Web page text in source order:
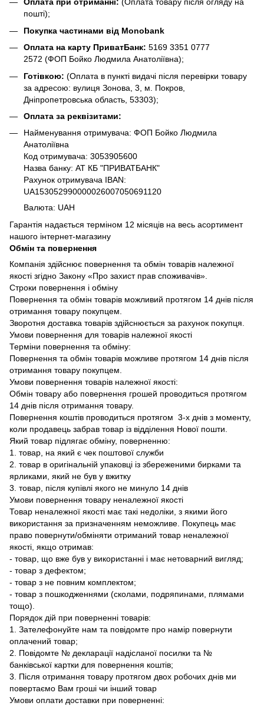
Оплата при отриманні: (Оплата товару після огляду на
пошті);
Покупка частинами від Monobank
Оплата на карту ПриватБанк: 5169 3351 0777
2572 (ФОП Бойко Людмила Анатоліївна);
Готівкою: (Оплата в пункті видачі після перевірки товару
за адресою: вулиця Зонова, 3, м. Покров,
Дніпропетровська область, 53303);
Оплата за реквізитами:
Найменування отримувача: ФОП Бойко Людмила
Анатоліївна
Код отримувача: 3053905600
Назва банку: АТ КБ "ПРИВАТБАНК"
Рахунок отримувача IBAN:
UA153052990000026007050691120
Валюта: UAH
Гарантія надається терміном 12 місяців на весь асортимент
нашого інтернет-магазину
Обмін та повернення
Компанія здійснює повернення та обмін товарів належної
якості згідно Закону «Про захист прав споживачів».
Строки повернення і обміну
Повернення та обмін товарів можливий протягом 14 днів після
отримання товару покупцем.
Зворотня доставка товарів здійснюється за рахунок покупця.
Умови повернення для товарів належної якості
Терміни повернення та обміну:
Повернення та обмін товарів можливе протягом 14 днів після
отримання товару покупцем.
Умови повернення товарів належної якості:
Обмін товару або повернення грошей проводиться протягом
14 днів після отримання товару.
Повернення коштів проводиться протягом 3-х днів з моменту,
коли продавець забрав товар із відділення Нової пошти.
Який товар підлягає обміну, поверненню:
1. товар, на який є чек поштової служби
2. товар в оригінальній упаковці із збереженими бирками та
ярликами, який не був у вжитку
3. товар, після купівлі якого не минуло 14 днів
Умови повернення товару неналежної якості
Товар неналежної якості має такі недоліки, з якими його
використання за призначенням неможливе. Покупець має
право повернути/обміняти отриманий товар неналежної
якості, якщо отримав:
- товар, що вже був у використанні і має нетоварний вигляд;
- товар з дефектом;
- товар з не повним комплектом;
- товар з пошкодженнями (сколами, подряпинами, плямами
тощо).
Порядок дій при поверненні товарів:
1. Зателефонуйте нам та повідомте про намір повернути
оплачений товар;
2. Повідомте № декларації надісланої посилки та №
банківської картки для повернення коштів;
3. Після отримання товару протягом двох робочих днів ми
повертаємо Вам гроші чи інший товар
Умови оплати доставки при поверненні: